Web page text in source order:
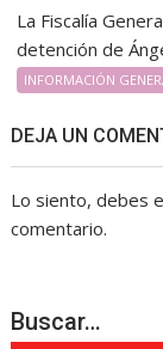
La Fiscalía
detención de
INFORMACIÓN
DEJA UN
Lo siento, debes
comentario.
Buscar…